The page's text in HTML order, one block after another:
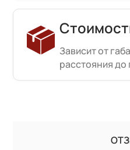
Зависит от
расстояния до